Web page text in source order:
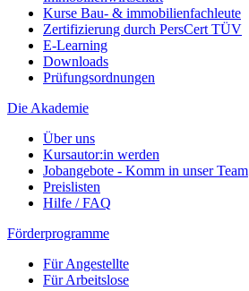
Kurse Bau- & immobilienfachleute
Zertifizierung durch PersCert TÜV
E-Learning
Downloads
Prüfungsordnungen
Die Akademie
Über uns
Kursautor:in werden
Jobangebote - Komm in unser Team
Preislisten
Hilfe / FAQ
Förderprogramme
Für Angestellte
Für Arbeitslose